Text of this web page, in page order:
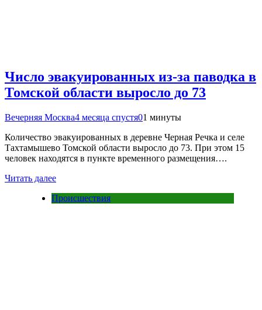
Число эвакуированных из-за паводка в
Томской области выросло до 73
Вечерняя Москва4 месяца спустя01 минуты
Количество эвакуированных в деревне Черная Речка и селе
Тахтамышево Томской области выросло до 73. При этом 15
человек находятся в пункте временного размещения….
Читать далее
Происшествия